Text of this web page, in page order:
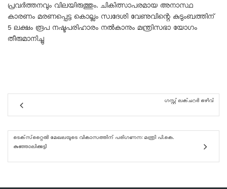
പ്രവർത്തനവും വിലയിരുത്തും. ചികിത്സാപരമായ അനാസ്ഥ
കാരണം മരണപ്പെട്ട കൊല്ലം സ്വദേശി വേണുവിന്റെ കുടുംബത്തിന്
5 ലക്ഷം രൂപ നഷ്ടപരിഹാരം നൽകാനും മന്ത്രിസഭാ യോഗം
തീരുമാനിച്ചു
ഗസ്റ്റ് ലക്ചറർ ഒഴിവ്
ടെക്‌സ്‌റ്റൈൽ മേഖലയുടെ വികാസത്തിന് പരിഗണന: മന്ത്രി പി.കെ.
കുഞ്ഞാലിക്കുട്ടി